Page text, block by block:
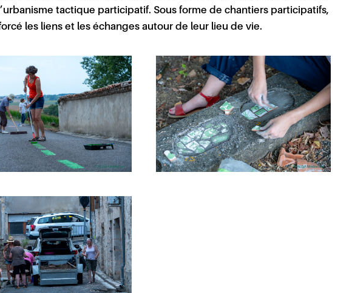
tactique participatif. Sous forme de chantiers participatifs,
les liens et les échanges autour de leur lieu de vie.